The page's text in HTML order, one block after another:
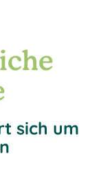
sich um